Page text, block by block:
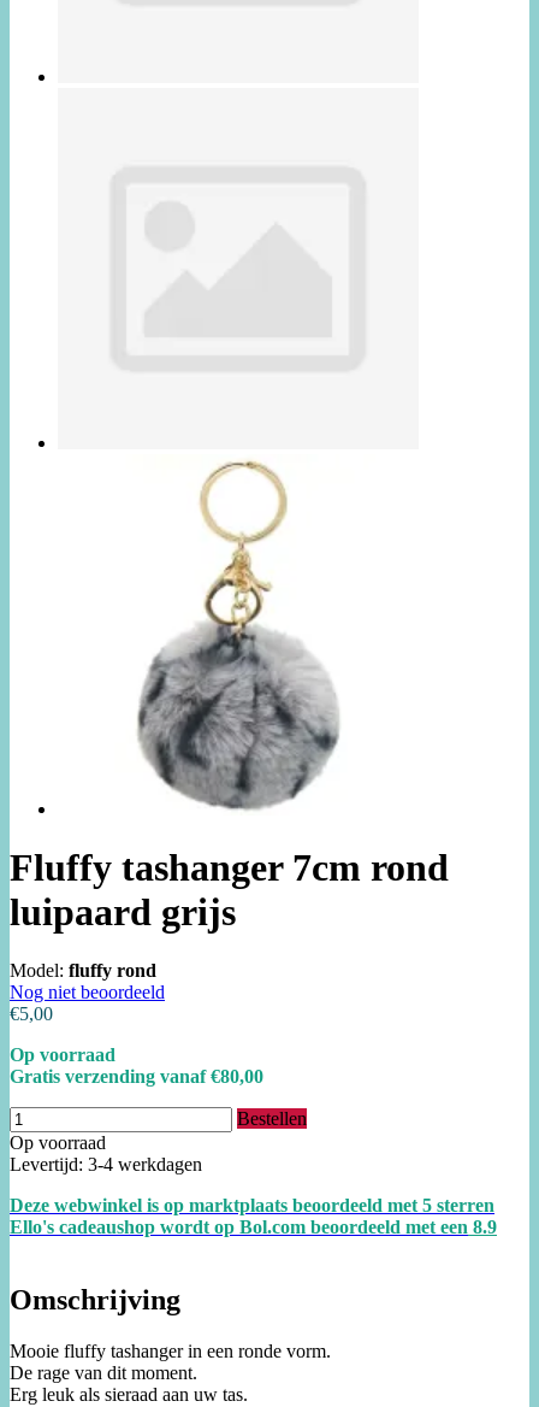
Fluffy tashanger 7cm rond
luipaard grijs
Model: fluffy rond
Nog niet beoordeeld
€5,00
Op voorraad
Gratis verzending vanaf €80,00
Bestellen
Op voorraad
Levertijd: 3-4 werkdagen
Deze webwinkel is op marktplaats beoordeeld met 5 sterren
Ello's cadeaushop wordt op Bol.com beoordeeld met een 8.9
Omschrijving
Mooie fluffy tashanger in een ronde vorm.
De rage van dit moment.
Erg leuk als sieraad aan uw tas.